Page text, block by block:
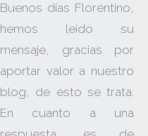
Buenos días Florentino,
hemos leído su
mensaje, gracias por
aportar valor a nuestro
blog, de esto se trata.
En cuanto a una